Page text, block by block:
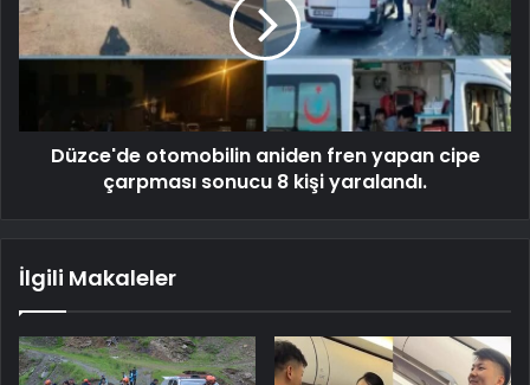
Düzce'de otomobilin aniden fren yapan cipe
çarpması sonucu 8 kişi yaralandı.
İlgili Makaleler